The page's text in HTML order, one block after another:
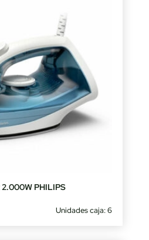
2.000W PHILIPS
Unidades caja: 6